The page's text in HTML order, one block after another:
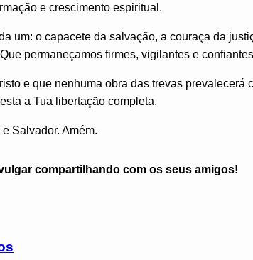
e crescimento espiritual.
um: o capacete da salvação, a couraça da
permaneçamos firmes, vigilantes e
e que nenhuma obra das trevas prevalecerá
a Tua libertação completa.
Salvador. Amém.
compartilhando com os seus amigos!